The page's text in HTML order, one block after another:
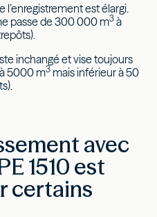
l’enregistrement est élargi.
passe de 300 000 m3 à
inchangé et vise toujours
5000 m3 mais inférieur à 50
avec
1510 est
certains